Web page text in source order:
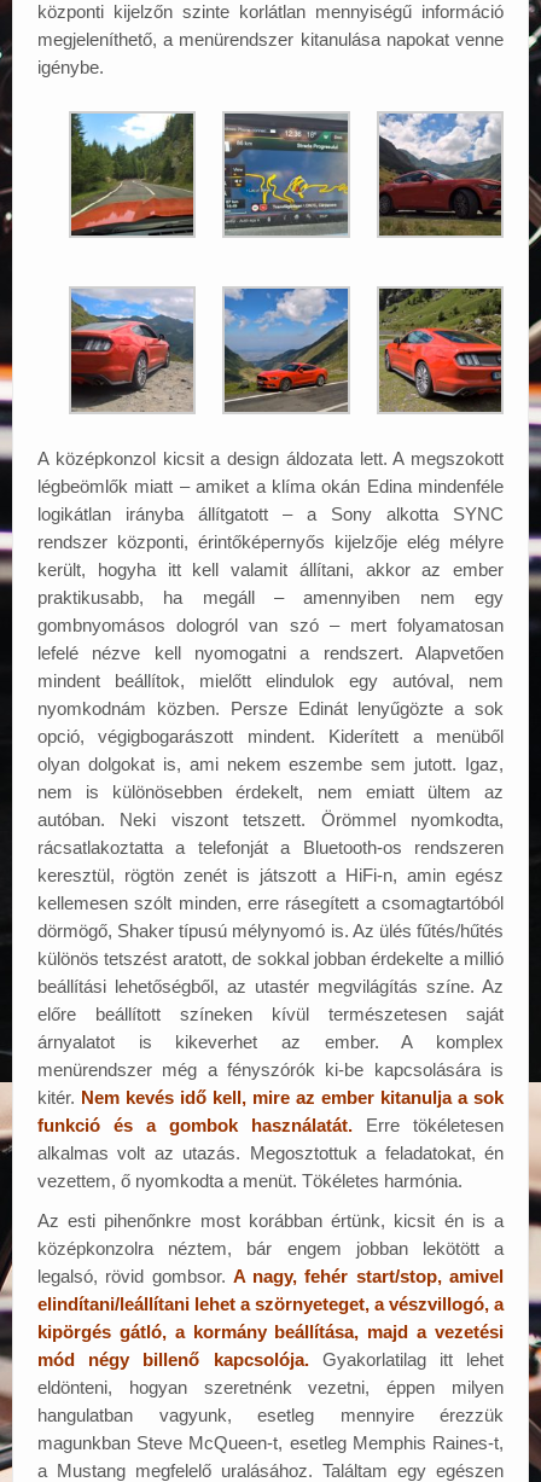
központi kijelzőn szinte korlátlan mennyiségű információ
megjeleníthető, a menürendszer kitanulása napokat venne
igénybe.
A középkonzol kicsit a design áldozata lett. A megszokott
légbeömlők miatt – amiket a klíma okán Edina mindenféle
logikátlan irányba állítgatott – a Sony alkotta SYNC
rendszer központi, érintőképernyős kijelzője elég mélyre
került, hogyha itt kell valamit állítani, akkor az ember
praktikusabb, ha megáll – amennyiben nem egy
gombnyomásos dologról van szó – mert folyamatosan
lefelé nézve kell nyomogatni a rendszert. Alapvetően
mindent beállítok, mielőtt elindulok egy autóval, nem
nyomkodnám közben. Persze Edinát lenyűgözte a sok
opció, végigbogarászott mindent. Kiderített a menüből
olyan dolgokat is, ami nekem eszembe sem jutott. Igaz,
nem is különösebben érdekelt, nem emiatt ültem az
autóban. Neki viszont tetszett. Örömmel nyomkodta,
rácsatlakoztatta a telefonját a Bluetooth-os rendszeren
keresztül, rögtön zenét is játszott a HiFi-n, amin egész
kellemesen szólt minden, erre rásegített a csomagtartóból
dörmögő, Shaker típusú mélynyomó is. Az ülés fűtés/hűtés
különös tetszést aratott, de sokkal jobban érdekelte a millió
beállítási lehetőségből, az utastér megvilágítás színe. Az
előre beállított színeken kívül természetesen saját
árnyalatot is kikeverhet az ember. A komplex
menürendszer még a fényszórók ki-be kapcsolására is
kitér. Nem kevés idő kell, mire az ember kitanulja a sok
funkció és a gombok használatát. Erre tökéletesen
alkalmas volt az utazás. Megosztottuk a feladatokat, én
vezettem, ő nyomkodta a menüt. Tökéletes harmónia.
Az esti pihenőnkre most korábban értünk, kicsit én is a
középkonzolra néztem, bár engem jobban lekötött a
legalsó, rövid gombsor. A nagy, fehér start/stop, amivel
elindítani/leállítani lehet a szörnyeteget, a vészvillogó, a
kipörgés gátló, a kormány beállítása, majd a vezetési
mód négy billenő kapcsolója.
Gyakorlatilag itt lehet
eldönteni, hogyan szeretnénk vezetni, éppen milyen
hangulatban vagyunk, esetleg mennyire érezzük
magunkban Steve McQueen-t, esetleg Memphis Raines-t,
a Mustang megfelelő uralásához. Találtam egy egészen